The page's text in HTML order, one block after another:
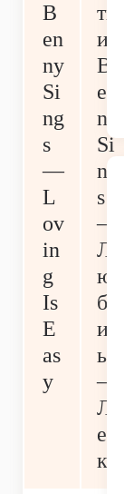
B
en
ny
Si
ng
s
—
L
ov
in
g
Is
E
as
y
ти
и
B
en
ny
Si
ng
s
—
Л
ю
б
ит
ь
—
Л
ег
ко